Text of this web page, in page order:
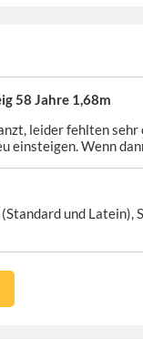
58 Jahre 1,68m
leider fehlten
einsteigen. Wenn
und Latein),